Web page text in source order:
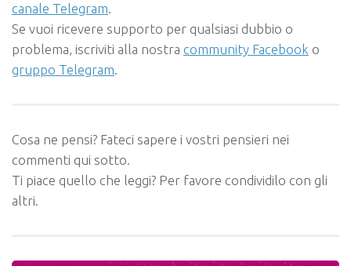
canale Telegram.
Se vuoi ricevere supporto per qualsiasi dubbio o
problema, iscriviti alla nostra community Facebook o
gruppo Telegram.
Cosa ne pensi? Fateci sapere i vostri pensieri nei
commenti qui sotto.
Ti piace quello che leggi? Per favore condividilo con gli
altri.